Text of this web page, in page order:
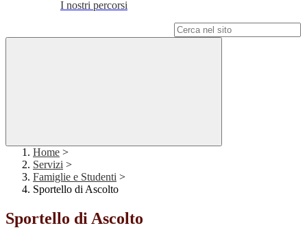
I nostri percorsi
Home >
Servizi >
Famiglie e Studenti >
Sportello di Ascolto
Sportello di Ascolto